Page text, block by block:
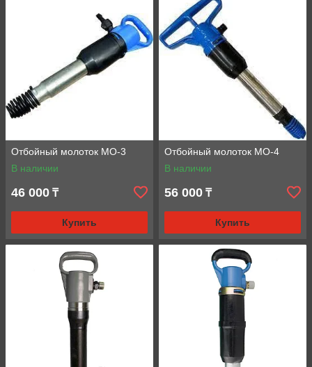
Отбойный молоток МО-3
В наличии
46 000 ₸
Купить
Отбойный молоток МО-4
В наличии
56 000 ₸
Купить